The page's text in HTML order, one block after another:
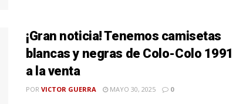
¡Gran noticia! Tenemos camisetas
blancas y negras de Colo-Colo 1991
a la venta
POR VICTOR GUERRA MAYO 30, 2025 0